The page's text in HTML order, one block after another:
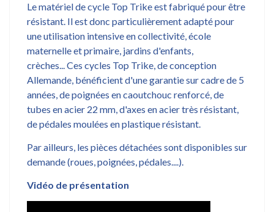
Le matériel de cycle Top Trike est fabriqué pour être
résistant. Il est donc particulièrement adapté pour
une utilisation intensive en collectivité, école
maternelle et primaire, jardins d'enfants,
crèches... Ces cycles Top Trike, de conception
Allemande, bénéficient d'une garantie sur cadre de 5
années, de poignées en caoutchouc renforcé, de
tubes en acier 22 mm, d'axes en acier très résistant,
de pédales moulées en plastique résistant.
Par ailleurs, les pièces détachées sont disponibles sur
demande (roues, poignées, pédales....).
Vidéo de présentation